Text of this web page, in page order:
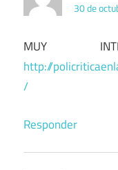
30 de
MUY
http://
/
Responder